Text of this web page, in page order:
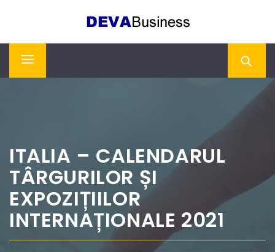
DEVA BUSINESS
Primary
ITALIA – CALENDARUL
TÂRGURILOR ȘI
EXPOZIȚIILOR
INTERNAȚIONALE 2021